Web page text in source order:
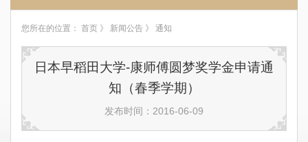
您所在的位置： 首页 》 新闻公告 》 通知
日本早稻田大学-康师傅圆梦奖学金申请通
知（春季学期）
发布时间：2016-06-09